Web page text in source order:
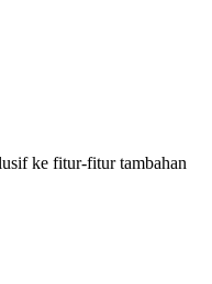
ke fitur-fitur tambahan